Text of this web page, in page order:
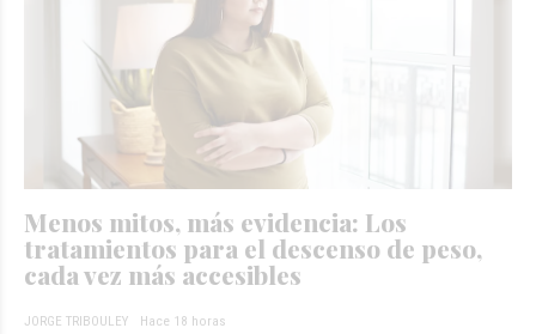
Menos mitos, más evidencia: Los
tratamientos para el descenso de peso,
cada vez más accesibles
JORGE TRIBOULEY Hace 18 horas